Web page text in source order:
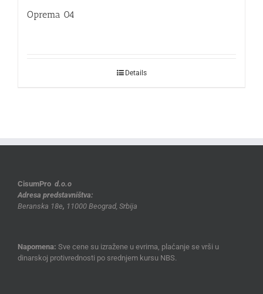
Oprema 04
Details
CisumPro d.o.o
Adresa predstavništva:
Beranska 18e, 11000 Beograd, Srbija
Napomena: Sve cene su izražene u evrima, plaćanje se vrši u
dinarskoj protivrednosti po srednjem kursu NBS.